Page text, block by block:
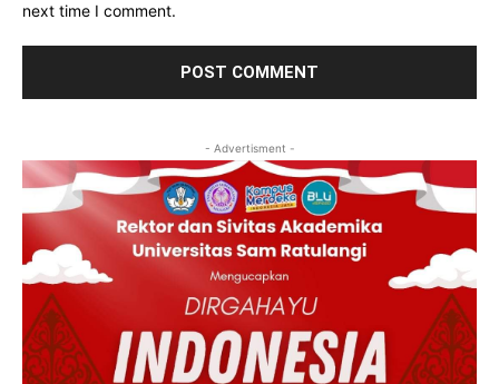
next time I comment.
- Advertisment -